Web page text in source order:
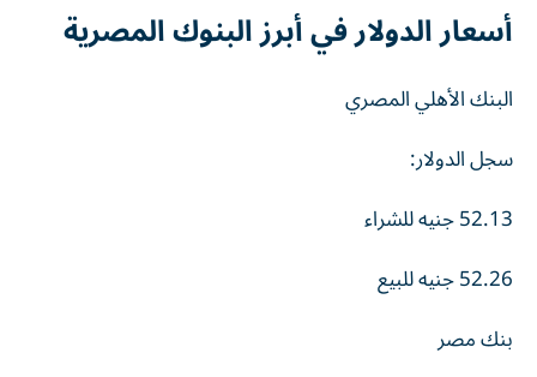
أسعار الدولار في أبرز البنوك المصرية
البنك الأهلي المصري
سجل الدولار:
52.13 جنيه للشراء
52.26 جنيه للبيع
بنك مصر